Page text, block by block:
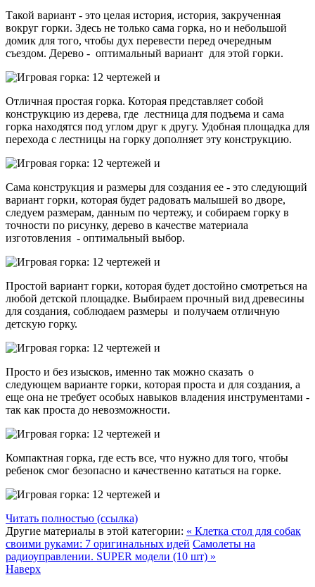
Такой вариант - это целая история, история, закрученная
вокруг горки. Здесь не только сама горка, но и небольшой
домик для того, чтобы дух перевести перед очередным
съездом. Дерево - оптимальный вариант для этой горки.
Отличная простая горка. Которая представляет собой
конструкцию из дерева, где лестница для подъема и сама
горка находятся под углом друг к другу. Удобная площадка для
перехода с лестницы на горку дополняет эту конструкцию.
Сама конструкция и размеры для создания ее - это следующий
вариант горки, которая будет радовать малышей во дворе,
следуем размерам, данным по чертежу, и собираем горку в
точности по рисунку, дерево в качестве материала
изготовления - оптимальный выбор.
Простой вариант горки, которая будет достойно смотреться на
любой детской площадке. Выбираем прочный вид древесины
для создания, соблюдаем размеры и получаем отличную
детскую горку.
Просто и без изысков, именно так можно сказать о
следующем варианте горки, которая проста и для создания, а
еще она не требует особых навыков владения инструментами -
так как проста до невозможности.
Компактная горка, где есть все, что нужно для того, чтобы
ребенок смог безопасно и качественно кататься на горке.
Читать полностью (ссылка)
Другие материалы в этой категории: « Клетка стол для собак
своими руками: 7 оригинальных идей Самолеты на
радиоуправлении. SUPER модели (10 шт) »
Наверх